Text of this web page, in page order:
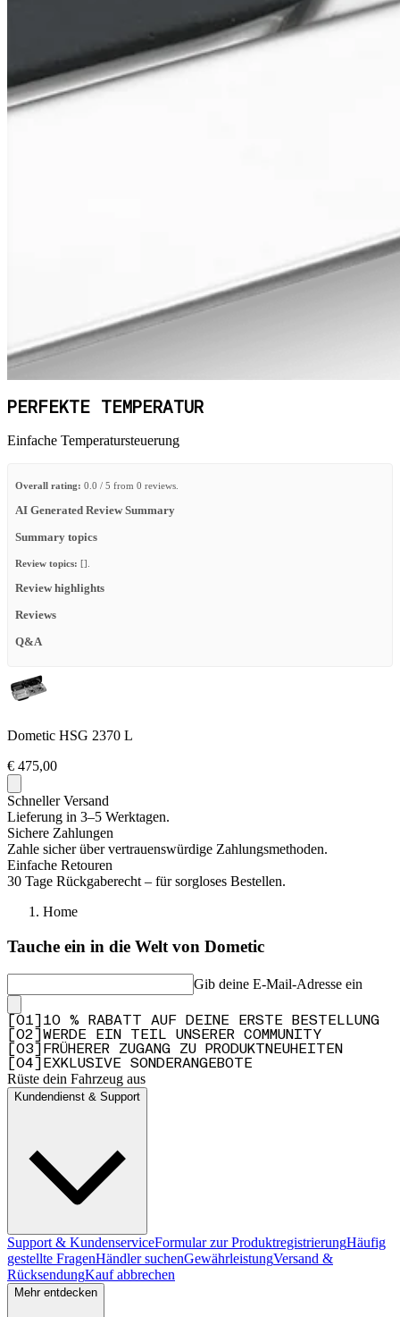
PERFEKTE TEMPERATUR
Einfache Temperatursteuerung
Overall rating: 0.0 / 5 from 0 reviews.
AI Generated Review Summary
Summary topics
Review topics: [].
Review highlights
Reviews
Q&A
Dometic HSG 2370 L
€ 475,00
Schneller Versand
Lieferung in 3–5 Werktagen.
Sichere Zahlungen
Zahle sicher über vertrauenswürdige Zahlungsmethoden.
Einfache Retouren
30 Tage Rückgaberecht – für sorgloses Bestellen.
Home
Tauche ein in die Welt von Dometic
Gib deine E-Mail-Adresse ein
01
10 % RABATT AUF DEINE ERSTE BESTELLUNG
02
WERDE EIN TEIL UNSERER COMMUNITY
03
FRÜHERER ZUGANG ZU PRODUKTNEUHEITEN
04 EXKLUSIVE SONDERANGEBOTE
Rüste dein Fahrzeug aus
Kundendienst & Support
Support & KundenserviceFormular zur ProduktregistrierungHäufig
gestellte FragenHändler suchenGewährleistungVersand &
RücksendungKauf abbrechen
Mehr entdecken